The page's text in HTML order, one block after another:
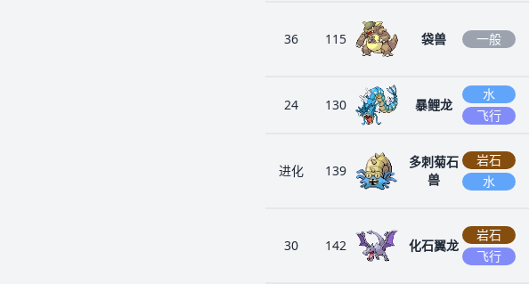
36 115 袋兽 一般
24 130 暴鲤龙
水
飞行
进化 139
多刺菊石
兽
岩石
水
30 142 化石翼龙
岩石
飞行